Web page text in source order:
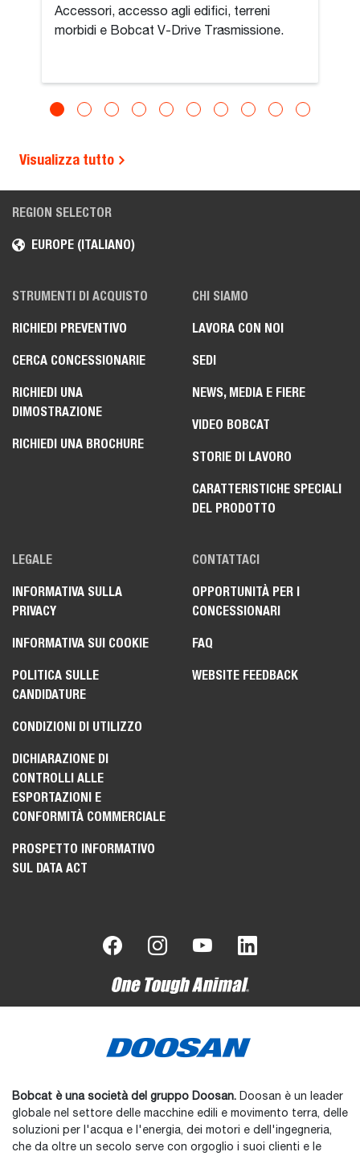
Accessori, accesso agli edifici, terreni
morbidi e Bobcat V-Drive Trasmissione.
Visualizza tutto
REGION SELECTOR
EUROPE (ITALIANO)
STRUMENTI DI ACQUISTO
RICHIEDI PREVENTIVO
CERCA CONCESSIONARIE
RICHIEDI UNA
DIMOSTRAZIONE
RICHIEDI UNA BROCHURE
CHI SIAMO
LAVORA CON NOI
SEDI
NEWS, MEDIA E FIERE
VIDEO BOBCAT
STORIE DI LAVORO
CARATTERISTICHE SPECIALI
DEL PRODOTTO
LEGALE
INFORMATIVA SULLA
PRIVACY
INFORMATIVA SUI COOKIE
POLITICA SULLE
CANDIDATURE
CONDIZIONI DI UTILIZZO
DICHIARAZIONE DI
CONTROLLI ALLE
ESPORTAZIONI E
CONFORMITÀ COMMERCIALE
PROSPETTO INFORMATIVO
SUL DATA ACT
CONTATTACI
OPPORTUNITÀ PER I
CONCESSIONARI
FAQ
WEBSITE FEEDBACK
Bobcat è una società del gruppo Doosan. Doosan è un leader
globale nel settore delle macchine edili e movimento terra, delle
soluzioni per l'acqua e l'energia, dei motori e dell'ingegneria,
che da oltre un secolo serve con orgoglio i suoi clienti e le